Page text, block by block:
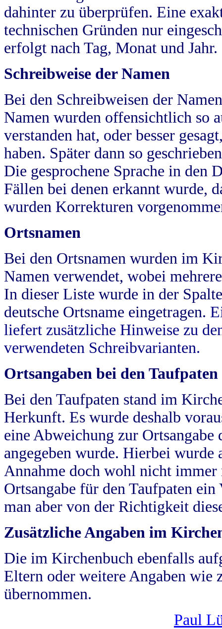
dahinter zu überprüfen. Eine
technischen Gründen nur
erfolgt nach Tag, Monat und Jahr.
Schreibweise der Namen
Bei den Schreibweisen der
Namen wurden offensichtlich so
verstanden hat, oder besser
haben. Später dann so
Die gesprochene Sprache in
Fällen bei denen erkannt wurde,
wurden Korrekturen
Ortsnamen
Bei den Ortsnamen wurden im
Namen verwendet, wobei
In dieser Liste wurde in der
deutsche Ortsname eingetragen.
liefert zusätzliche Hinweise zu
verwendeten Schreibvarianten.
Ortsangaben bei den Taufpaten
Bei den Taufpaten stand im
Herkunft. Es wurde deshalb
eine Abweichung zur
angegeben wurde. Hierbei wurde
Annahme doch wohl nicht
Ortsangabe für den Taufpaten
man aber von der Richtigkeit
Zusätzliche Angaben im
Die im Kirchenbuch ebenfalls
Eltern oder weitere Angaben wie
übernommen.
Paul